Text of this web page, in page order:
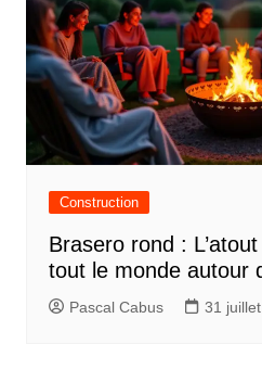
Construction
Brasero rond :
tout le monde autour
Pascal Cabus 31